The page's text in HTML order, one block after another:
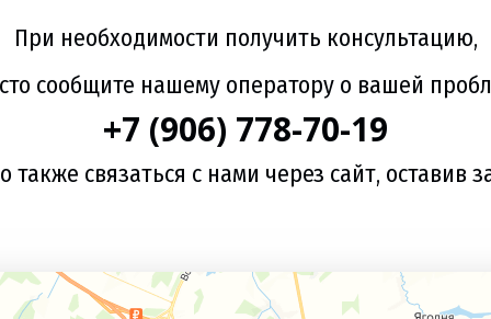
При необходимости получить консультацию,
сообщите нашему оператору о вашей
+7 (906) 778-70-19
также связаться с нами через сайт, оставив